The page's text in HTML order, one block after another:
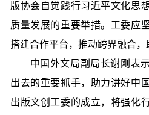
版协会自觉践行习近平文化思
质量发展的重要举措。工委应
搭建合作平台，推动跨界融合，
中国外文局副局长谢刚表示
出去的重要抓手，助力讲好中
出版文创工委的成立，将强化